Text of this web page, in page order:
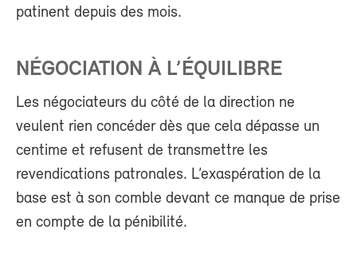
patinent depuis des mois.
NÉGOCIATION À L’ÉQUILIBRE
Les négociateurs du côté de la direction ne
veulent rien concéder dès que cela dépasse un
centime et refusent de transmettre les
revendications patronales. L’exaspération de la
base est à son comble devant ce manque de prise
en compte de la pénibilité.